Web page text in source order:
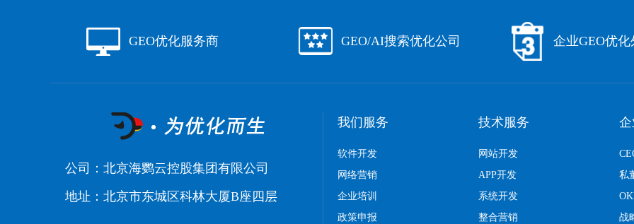
GEO优化服务商 GEO/AI搜索优化公司 企业GEO优
公司：北京海鹦云控股集团有限公司
地址：北京市东城区科林大厦B座四层
我们服务
软件开发
网络营销
企业培训
政策申报
技术服务
网站开发
APP开发
系统开发
整合营销
私
战